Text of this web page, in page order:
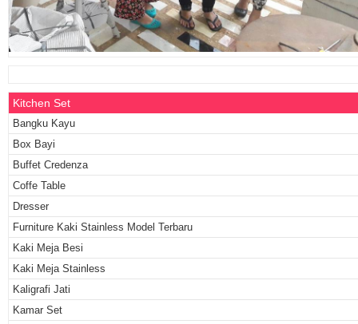
Kitchen Set
Bangku Kayu
Box Bayi
Buffet Credenza
Coffe Table
Dresser
Furniture Kaki Stainless Model Terbaru
Kaki Meja Besi
Kaki Meja Stainless
Kaligrafi Jati
Kamar Set